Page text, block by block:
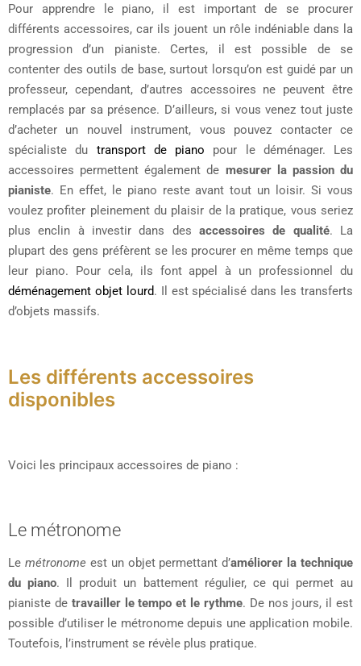
Pour apprendre le piano, il est important de se procurer
différents accessoires, car ils jouent un rôle indéniable dans la
progression d’un pianiste. Certes, il est possible de se
contenter des outils de base, surtout lorsqu’on est guidé par un
professeur, cependant, d’autres accessoires ne peuvent être
remplacés par sa présence. D’ailleurs, si vous venez tout juste
d’acheter un nouvel instrument, vous pouvez contacter ce
spécialiste du transport de piano pour le déménager. Les
accessoires permettent également de mesurer la passion du
pianiste. En effet, le piano reste avant tout un loisir. Si vous
voulez profiter pleinement du plaisir de la pratique, vous seriez
plus enclin à investir dans des accessoires de qualité. La
plupart des gens préfèrent se les procurer en même temps que
leur piano. Pour cela, ils font appel à un professionnel du
déménagement objet lourd. Il est spécialisé dans les transferts
d’objets massifs.
Les différents accessoires
disponibles
Voici les principaux accessoires de piano :
Le métronome
Le métronome est un objet permettant d’améliorer la technique
du piano. Il produit un battement régulier, ce qui permet au
pianiste de travailler le tempo et le rythme. De nos jours, il est
possible d’utiliser le métronome depuis une application mobile.
Toutefois, l’instrument se révèle plus pratique.